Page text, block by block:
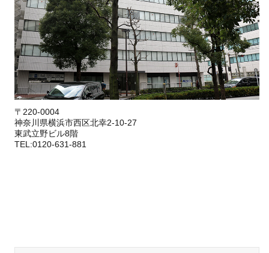
〒220-0004
神奈川県横浜市西区北幸2-10-27
東武立野ビル8階
TEL:0120-631-881